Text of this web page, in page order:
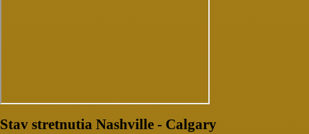
Stav stretnutia Nashville - Calgary